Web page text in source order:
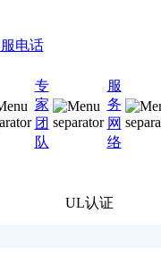
电话
专
家
团
队
服
务
网
络
UL认证